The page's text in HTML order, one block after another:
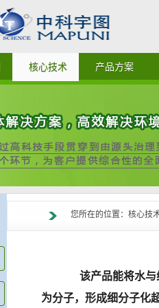
核心技术 产品方案
您所在的位置：核心技
该产品能将水
为分子， 形成细分子化